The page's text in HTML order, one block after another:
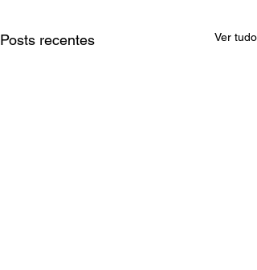
Posts recentes Ver tudo